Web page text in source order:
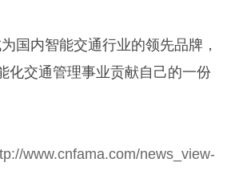
国内智能交通行业的领先品牌，
化交通管理事业贡献自己的一份
www.cnfama.com/news_view-